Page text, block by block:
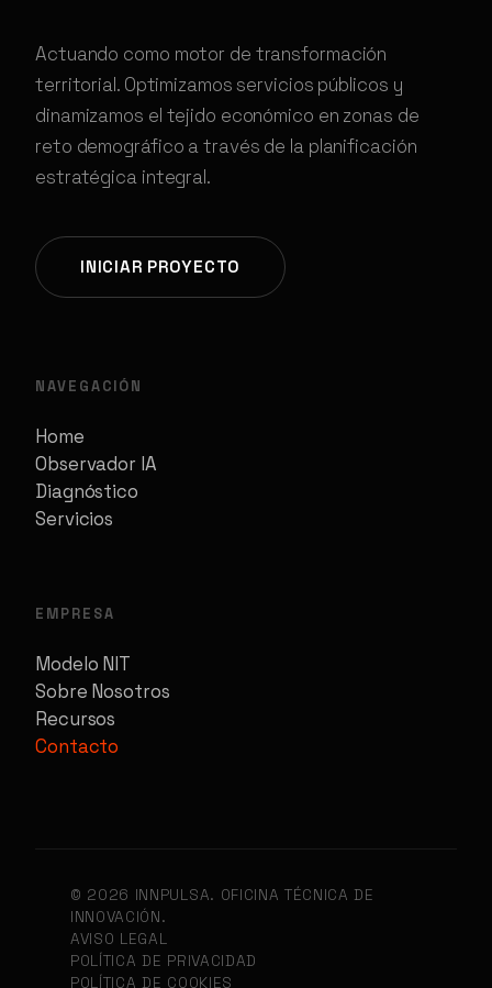
Actuando como motor de transformación
territorial. Optimizamos servicios públicos y
dinamizamos el tejido económico en zonas de
reto demográfico a través de la planificación
estratégica integral.
INICIAR PROYECTO
NAVEGACIÓN
Home
Observador IA
Diagnóstico
Servicios
EMPRESA
Modelo NIT
Sobre Nosotros
Recursos
Contacto
© 2026 INNPULSA. OFICINA TÉCNICA DE
INNOVACIÓN.
AVISO LEGAL
POLÍTICA DE PRIVACIDAD
POLÍTICA DE COOKIES